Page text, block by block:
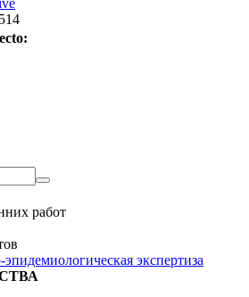
работ
экспертиза